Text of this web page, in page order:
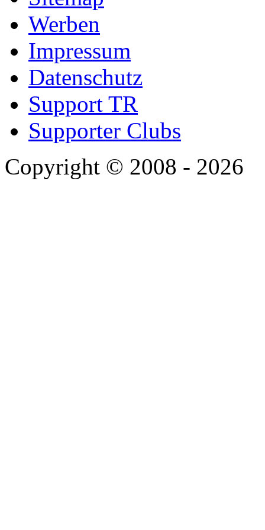
Werben
Impressum
Datenschutz
Support TR
Supporter Clubs
Copyright © 2008 - 2026